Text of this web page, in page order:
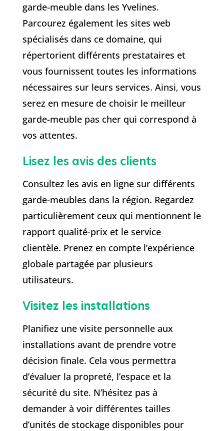
garde-meuble dans les Yvelines.
Parcourez également les sites web
spécialisés dans ce domaine, qui
répertorient différents prestataires et
vous fournissent toutes les informations
nécessaires sur leurs services. Ainsi, vous
serez en mesure de choisir le meilleur
garde-meuble pas cher qui correspond à
vos attentes.
Lisez les avis des clients
Consultez les avis en ligne sur différents
garde-meubles dans la région. Regardez
particulièrement ceux qui mentionnent le
rapport qualité-prix et le service
clientèle. Prenez en compte l’expérience
globale partagée par plusieurs
utilisateurs.
Visitez les installations
Planifiez une visite personnelle aux
installations avant de prendre votre
décision finale. Cela vous permettra
d’évaluer la propreté, l’espace et la
sécurité du site. N’hésitez pas à
demander à voir différentes tailles
d’unités de stockage disponibles pour